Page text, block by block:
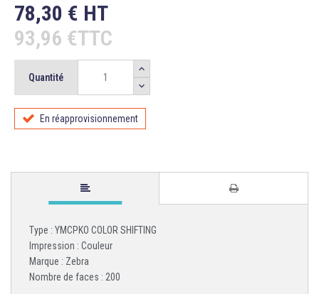
78,30 € HT
93,96 €TTC
Quantité
En réapprovisionnement
Type : YMCPKO COLOR SHIFTING
Impression : Couleur
Marque : Zebra
Nombre de faces : 200